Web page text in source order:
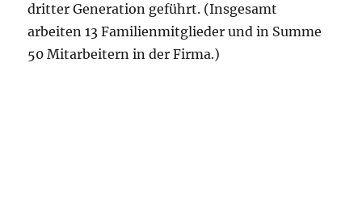
dritter Generation geführt. (Insgesamt
arbeiten 13 Familienmitglieder und in Summe
50 Mitarbeitern in der Firma.)